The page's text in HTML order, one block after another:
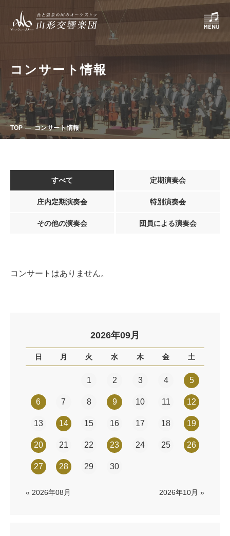
コンサート情報
TOP コンサート情報
すべて 定期演奏会
庄内定期演奏会 特別演奏会
その他の演奏会 団員による演奏会
コンサートはありません。
2026年09月
日 月 火 水 木 金 土
1 2 3 4 5
6 7 8 9 10 11 12
13 14 15 16 17 18 19
20 21 22 23 24 25 26
27 28 29 30
« 2026年08月 2026年10月 »